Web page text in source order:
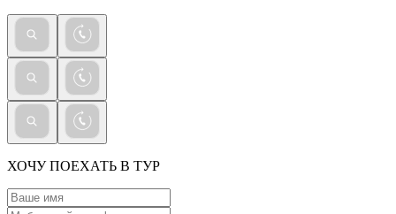
ХОЧУ ПОЕХАТЬ В ТУР